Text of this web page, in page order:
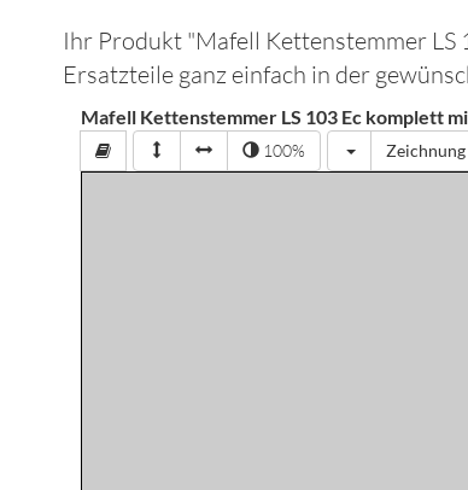
Ihr Produkt "Mafell Kettenstemmer
Ersatzteile ganz einfach in der
Mafell Kettenstemmer LS 103 Ec komplett
100%